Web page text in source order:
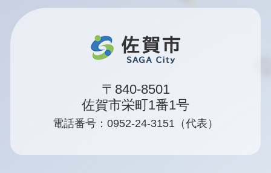
〒840-8501
佐賀市栄町1番1号
電話番号：0952-24-3151（代表）